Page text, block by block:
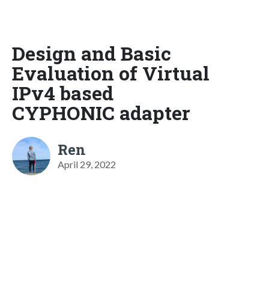
Design and Basic
Evaluation of Virtual
IPv4 based
CYPHONIC adapter
Ren
April 29, 2022